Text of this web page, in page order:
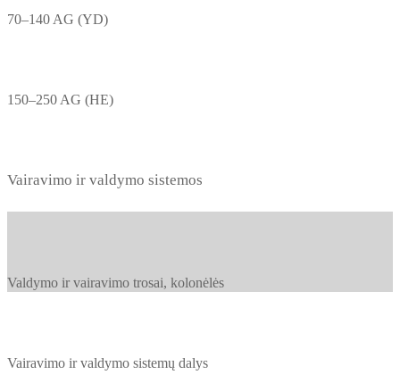
70–140 AG (YD)
150–250 AG (HE)
Vairavimo ir valdymo sistemos
Valdymo ir vairavimo trosai, kolonėlės
Vairavimo ir valdymo sistemų dalys